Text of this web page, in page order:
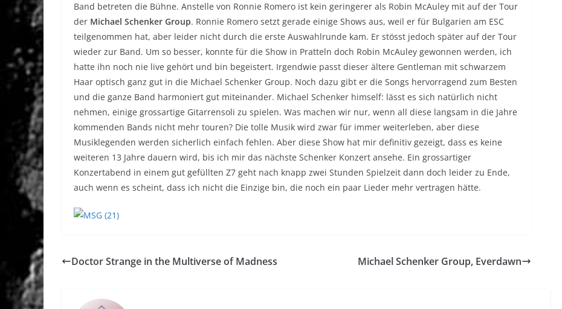
Band betreten die Bühne. Anstelle von Ronnie Romero ist kein geringerer als Robin McAuley mit auf der Tour
der Michael Schenker Group. Ronnie Romero setzt gerade einige Shows aus, weil er für Bulgarien am ESC
teilgenommen hat, aber leider nicht durch die erste Auswahlrunde kam. Er stösst jedoch später auf der Tour
wieder zur Band. Um so besser, konnte für die Show in Pratteln doch Robin McAuley gewonnen werden, ich
hatte ihn noch nie live gehört und bin begeistert. Irgendwie passt dieser ältere Gentleman mit schwarzem
Haar optisch ganz gut in die Michael Schenker Group. Noch dazu gibt er die Songs hervorragend zum Besten
und die ganze Band harmoniert gut miteinander. Michael Schenker himself: lässt es sich natürlich nicht
nehmen, einige grossartige Gitarrensoli zu spielen. Was machen wir nur, wenn all diese langsam in die Jahre
kommenden Bands nicht mehr touren? Die tolle Musik wird zwar für immer weiterleben, aber diese
Musiklegenden werden sicherlich einfach fehlen. Aber diese Show hat mir definitiv gezeigt, dass es keine
weiteren 13 Jahre dauern wird, bis ich mir das nächste Schenker Konzert ansehe. Ein grossartiger
Konzertabend in einem gut gefüllten Z7 geht nach knapp zwei Stunden Spielzeit dann doch leider zu Ende,
auch wenn es scheint, dass ich nicht die Einzige bin, die noch ein paar Lieder mehr vertragen hätte.
Doctor Strange in the Multiverse of Madness Michael Schenker Group, Everdawn